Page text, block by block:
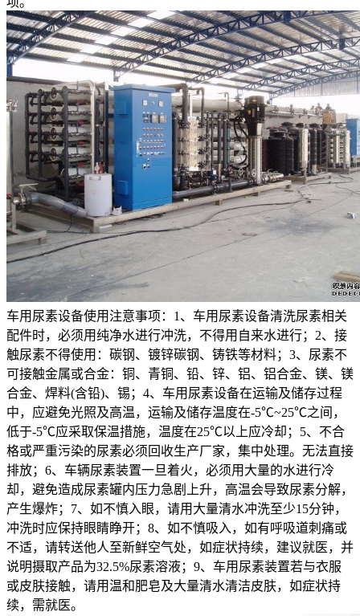
车用尿素设备使用注意事项：1、车用尿素设备清洗尿素相关
配件时，必须用纯净水进行冲洗，不得用自来水进行；2、接
触尿素不得使用：碳钢、镀锌碳钢、铸铁等材料；3、尿素不
可接触金属或合金：铜、青铜、铅、锌、铝、铝合金、镁、镁
合金、焊料(含铅)、锡；4、车用尿素设备在运输及储存过程
中，应避免光照及高温，运输及储存温度在-5℃~25℃之间，
低于-5℃应采取保温措施，温度在25℃以上应冷却；5、不合
格或严重污染的尿素必须回收生产厂家，集中处理。无法直接
排放；6、车辆尿素装置一旦着火，必须用大量的水进行冷
却，避免造成尿素罐内压力急剧上升，高温会导致尿素分解，
产生爆炸；7、如不慎入眼，请用大量清水冲洗至少15分钟，
冲洗时应保持眼睛睁开；8、如不慎吸入，如有呼吸道刺痛或
不适，请转送他人至新鲜空气处，如症状持续，建议就医，并
说明摄取产品为32.5%尿素溶液；9、车用尿素装置若与衣服
或皮肤接触，请用温和肥皂及大量清水清洁皮肤，如症状持
续，需就医。